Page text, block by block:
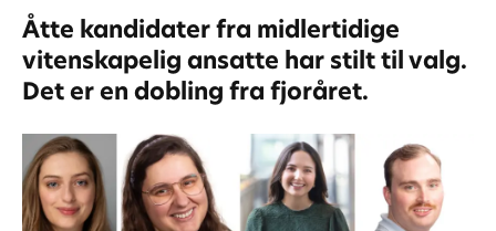
Åtte kandidater fra midlertidige
vitenskapelig ansatte har stilt til valg.
Det er en dobling fra fjoråret.